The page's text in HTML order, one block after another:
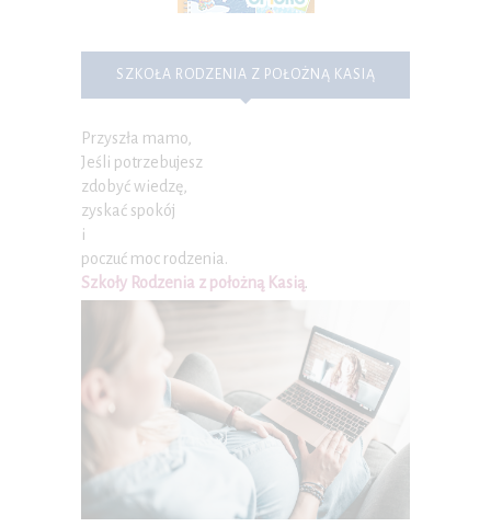
SZKOŁA RODZENIA Z POŁOŻNĄ KASIĄ
Przyszła mamo,
Jeśli potrzebujesz
zdobyć wiedzę,
zyskać spokój
i
poczuć moc rodzenia.
Szkoły Rodzenia z położną Kasią.